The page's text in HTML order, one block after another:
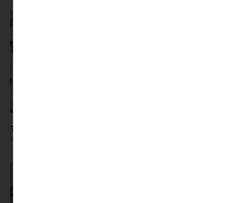
5+1 program ötlet, ha Budapesten jársz! | 2. rész